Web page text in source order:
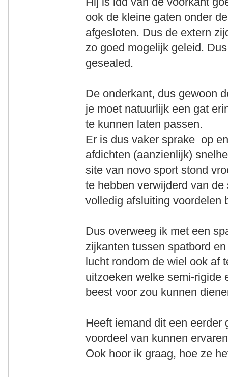
ook de kleine gaten onder
afgesloten. Dus de extern
zo goed mogelijk geleid.
gesealed.
De onderkant, dus gewoon
je moet natuurlijk een gat
te kunnen laten passen.
Er is dus vaker sprake op
afdichten (aanzienlijk)
site van novo sport stond
te hebben verwijderd van
volledig afsluiting voordelen
Dus overweeg ik met een
zijkanten tussen spatbord
lucht rondom de wiel ook af
uitzoeken welke semi-rigide
beest voor zou kunnen
Heeft iemand dit een eerder
voordeel van kunnen
Ook hoor ik graag, hoe ze